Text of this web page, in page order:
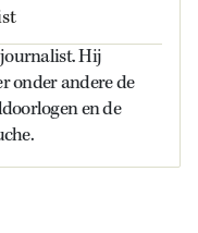
journalist. Hij
onder andere de
en de